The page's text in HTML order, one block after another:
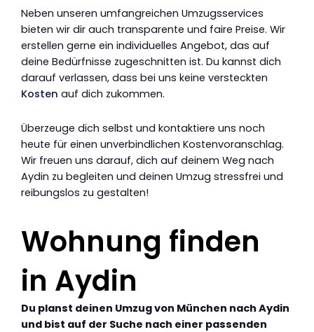
Neben unseren umfangreichen Umzugsservices
bieten wir dir auch transparente und faire Preise. Wir
erstellen gerne ein individuelles Angebot, das auf
deine Bedürfnisse zugeschnitten ist. Du kannst dich
darauf verlassen, dass bei uns keine versteckten
Kosten auf dich zukommen.
Überzeuge dich selbst und kontaktiere uns noch
heute für einen unverbindlichen Kostenvoranschlag.
Wir freuen uns darauf, dich auf deinem Weg nach
Aydin zu begleiten und deinen Umzug stressfrei und
reibungslos zu gestalten!
Wohnung finden
in Aydin
Du planst deinen Umzug von München nach Aydin
und bist auf der Suche nach einer passenden